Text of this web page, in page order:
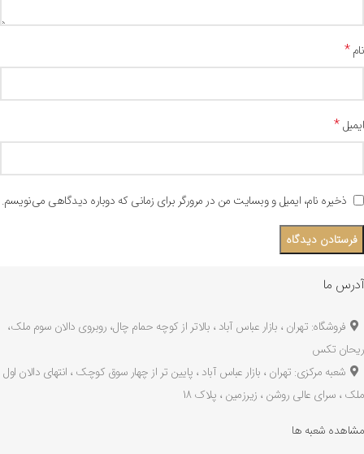
نام*
ایمیل*
ذخیره نام، ایمیل و وبسایت من در مرورگر برای زمانی که دوباره دیدگاهی می‌نویسم.
آدرس ما
فروشگاه: تهران ، بازار عباس آباد ، بالاتر از کوچه حمام چال، روبروی دالان سوم ملک،
ریحان تکس
شعبه مرکزی: تهران ، بازار عباس آباد ، پایین تر از چهار سوق کوچک ، انتهای دالان اول
ملک ، سرای عالی روشن ، زیرزمین ، پلاک 18
مشاهده شعبه ها